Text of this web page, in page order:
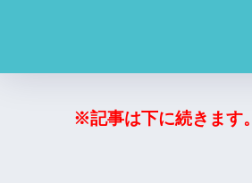
※記事は下に続きます。